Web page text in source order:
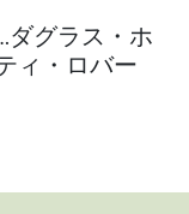
ダグラス・ホ
ィ・ロバー